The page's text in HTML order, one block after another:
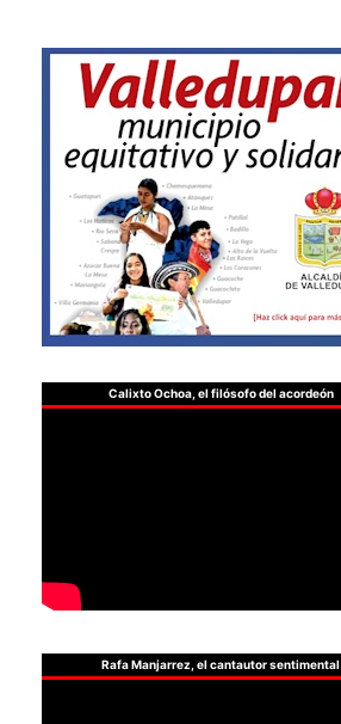
Calixto Ochoa, el filósofo del acordeón
Rafa Manjarrez, el cantautor sentimental